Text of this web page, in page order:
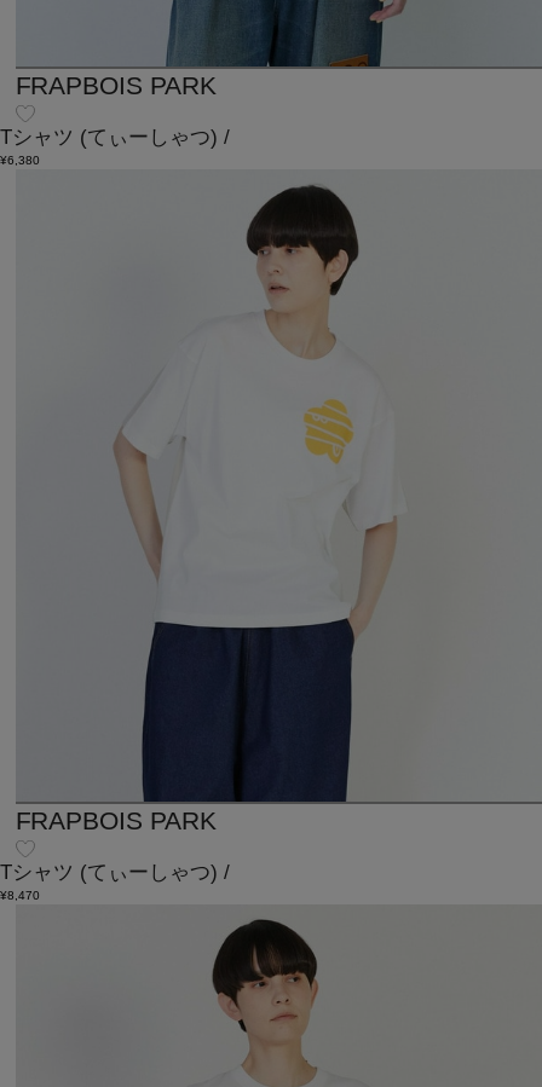
FRAPBOIS PARK
Tシャツ (てぃーしゃつ) /
¥6,380
FRAPBOIS PARK
Tシャツ (てぃーしゃつ) /
¥8,470